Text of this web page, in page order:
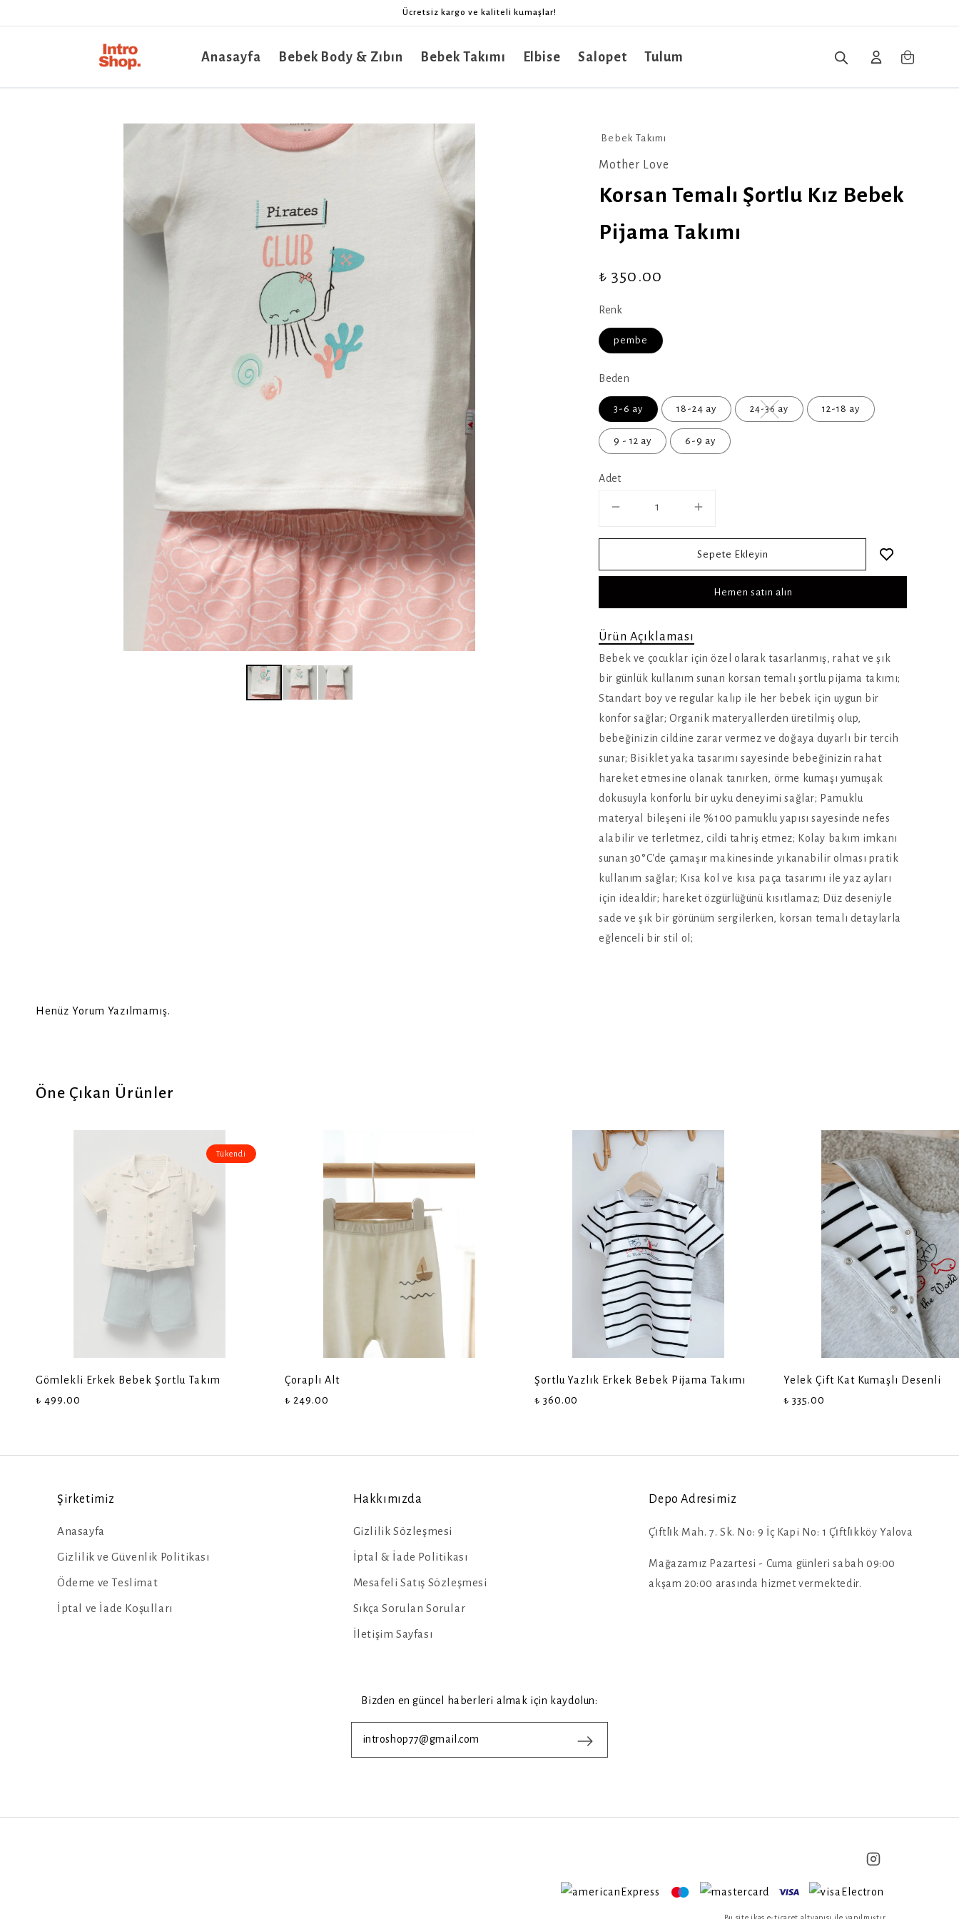
Ücretsiz kargo ve kaliteli kumaşlar!
Anasayfa Bebek Body & Zıbın Bebek Takımı Elbise Salopet Tulum
Bebek Takımı
Mother Love
Korsan Temalı Şortlu Kız Bebek
Pijama Takımı
₺ 350.00
Renk
pembe
Beden
3-6 ay 18-24 ay 24-36 ay 12-18 ay
9 - 12 ay 6-9 ay
Adet
Sepete Ekleyin
Hemen satın alın
Ürün Açıklaması
Bebek ve çocuklar için özel olarak tasarlanmış, rahat ve şık
bir günlük kullanım sunan korsan temalı şortlu pijama takımı;
Standart boy ve regular kalıp ile her bebek için uygun bir
konfor sağlar; Organik materyallerden üretilmiş olup,
bebeğinizin cildine zarar vermez ve doğaya duyarlı bir tercih
sunar; Bisiklet yaka tasarımı sayesinde bebeğinizin rahat
hareket etmesine olanak tanırken, örme kumaşı yumuşak
dokusuyla konforlu bir uyku deneyimi sağlar; Pamuklu
materyal bileşeni ile %100 pamuklu yapısı sayesinde nefes
alabilir ve terletmez, cildi tahriş etmez; Kolay bakım imkanı
sunan 30°C'de çamaşır makinesinde yıkanabilir olması pratik
kullanım sağlar; Kısa kol ve kısa paça tasarımı ile yaz ayları
için idealdir; hareket özgürlüğünü kısıtlamaz; Düz deseniyle
sade ve şık bir görünüm sergilerken, korsan temalı detaylarla
eğlenceli bir stil ol;
Henüz Yorum Yazılmamış.
Öne Çıkan Ürünler
Tükendi
Gömlekli Erkek Bebek Şortlu Takım
₺ 499.00
Çoraplı Alt
₺ 249.00
Şortlu Yazlık Erkek Bebek Pijama Takımı
₺ 360.00
Yelek Çift Kat Kumaşlı Desenli
₺ 335.00
Şirketimiz
Anasayfa
Gizlilik ve Güvenlik Politikası
Ödeme ve Teslimat
İptal ve İade Koşulları
Hakkımızda
Gizlilik Sözleşmesi
İptal & İade Politikası
Mesafeli Satış Sözleşmesi
Sıkça Sorulan Sorular
İletişim Sayfası
Depo Adresimiz
Çi̇ftli̇k Mah. 7. Sk. No: 9 İç Kapi No: 1 Çi̇ftli̇kköy Yalova
Mağazamız Pazartesi - Cuma günleri sabah 09:00
akşam 20:00 arasında hizmet vermektedir.
Bizden en güncel haberleri almak için kaydolun: